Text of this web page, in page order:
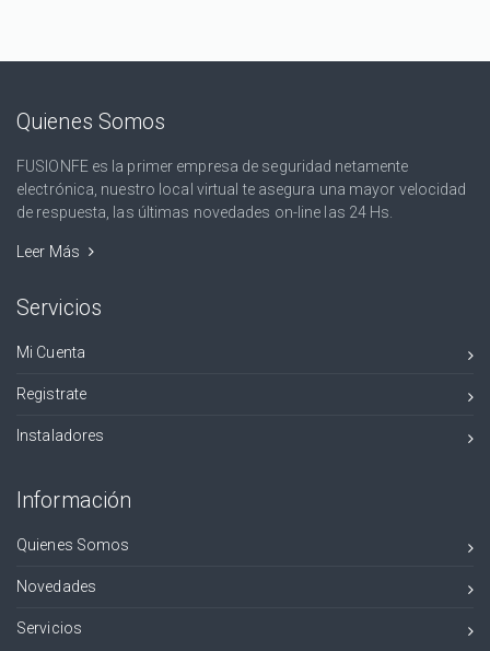
Quienes Somos
FUSIONFE es la primer empresa de seguridad netamente
electrónica, nuestro local virtual te asegura una mayor velocidad
de respuesta, las últimas novedades on-line las 24 Hs.
Leer Más
Servicios
Mi Cuenta
Registrate
Instaladores
Información
Quienes Somos
Novedades
Servicios